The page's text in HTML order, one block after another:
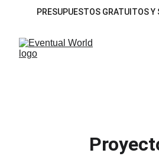
PRESUPUESTOS GRATUITOS Y